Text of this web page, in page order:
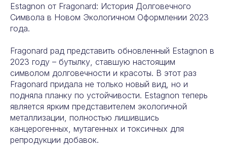
Estagnon от Fragonard: История Долговечного
Символа в Новом Экологичном Оформлении 2023
года.
Fragonard рад представить обновленный Estagnon в
2023 году – бутылку, ставшую настоящим
символом долговечности и красоты. В этот раз
Fragonard придала не только новый вид, но и
подняла планку по устойчивости. Estagnon теперь
является ярким представителем экологичной
металлизации, полностью лишившись
канцерогенных, мутагенных и токсичных для
репродукции добавок.